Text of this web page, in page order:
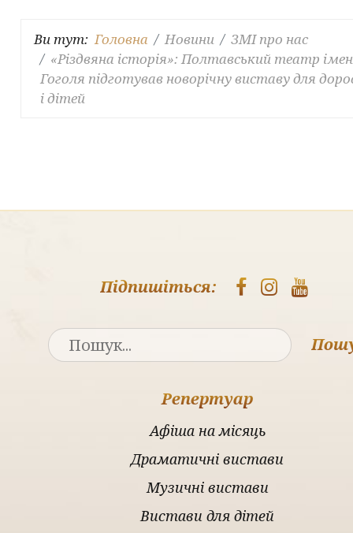
Ви тут:Головна Новини
ЗМІ про нас
«Різдвяна історія»: Полтавський театр
Гоголя підготував новорічну виставу для
і дітей
Підпишіться:
Репертуар
Афіша на місяць
Драматичні вистави
Музичні вистави
Вистави для дітей